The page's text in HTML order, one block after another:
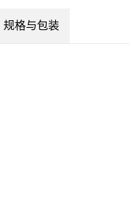
规格与包装